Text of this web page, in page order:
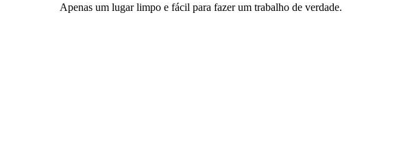
Apenas um lugar limpo e fácil para fazer um trabalho de verdade.